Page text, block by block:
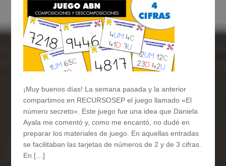
¡Muy buenos días! La semana pasada y la anterior
compartimos en RECURSOSEP el juego llamado «El
número secreto». Este juego fue una idea que Daniela
Ayala me comentó y, como me encantó, no dudé en
preparar los materiales de juego. En aquellas entradas
se facilitaban las tarjetas de números de 2 y de 3 cifras.
En […]